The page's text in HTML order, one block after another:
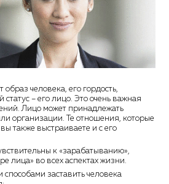
образ человека, его гордость,
– его лицо. Это очень важная
Лицо может принадлежать
организации. Те отношения, которые
также выстраиваете и с его
к «зарабатыванию»,
лица» во всех аспектах жизни.
заставить человека